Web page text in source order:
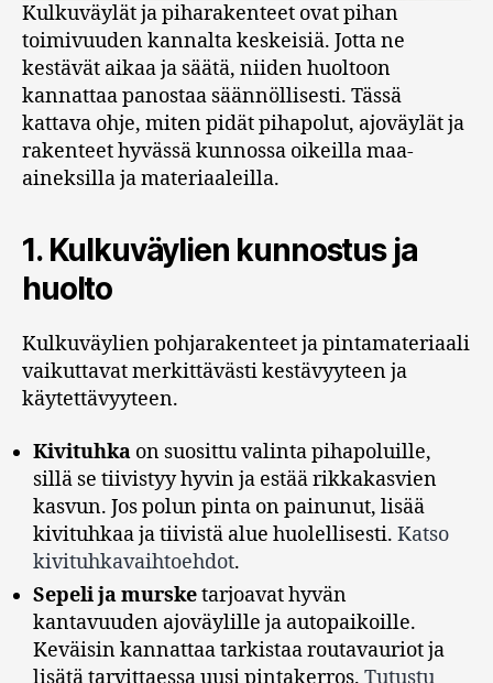
Kulkuväylät ja piharakenteet ovat pihan
toimivuuden kannalta keskeisiä. Jotta ne
kestävät aikaa ja säätä, niiden huoltoon
kannattaa panostaa säännöllisesti. Tässä
kattava ohje, miten pidät pihapolut, ajoväylät ja
rakenteet hyvässä kunnossa oikeilla maa-
aineksilla ja materiaaleilla.
1. Kulkuväylien kunnostus ja
huolto
Kulkuväylien pohjarakenteet ja pintamateriaali
vaikuttavat merkittävästi kestävyyteen ja
käytettävyyteen.
Kivituhka on suosittu valinta pihapoluille,
sillä se tiivistyy hyvin ja estää rikkakasvien
kasvun. Jos polun pinta on painunut, lisää
kivituhkaa ja tiivistä alue huolellisesti. Katso
kivituhkavaihtoehdot.
Sepeli ja mursketarjoavat hyvän
kantavuuden ajoväylille ja autopaikoille.
Keväisin kannattaa tarkistaa routavauriot ja